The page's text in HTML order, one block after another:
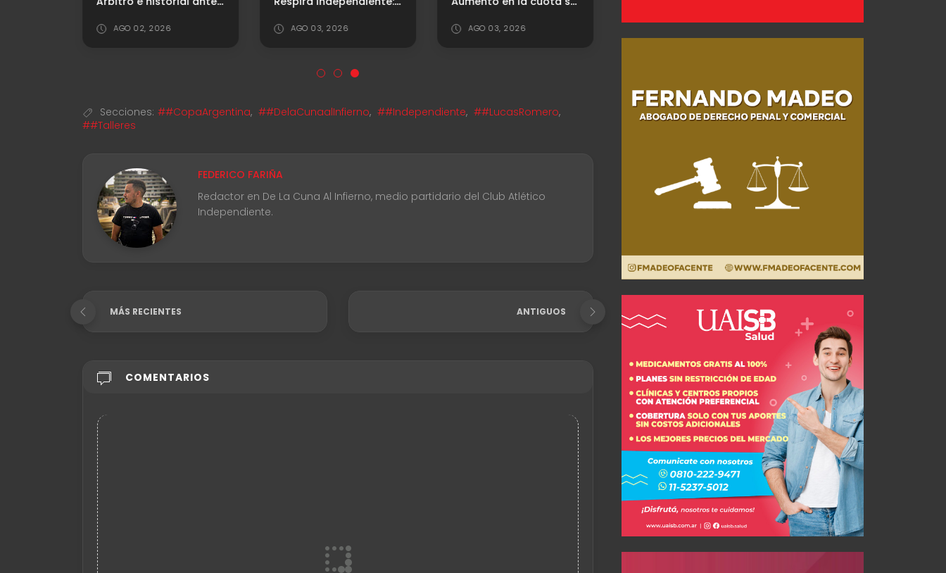
AGO 02, 2026 AGO 03, 2026 AGO 03, 2026
Secciones: ##CopaArgentina, ##DelaCunaalInfierno, ##Independiente, ##LucasRomero,
##Talleres
FEDERICO FARIÑA
Redactor en De La Cuna Al Infierno, medio partidario del Club Atlético
Independiente.
MÁS RECIENTES ANTIGUOS
COMENTARIOS